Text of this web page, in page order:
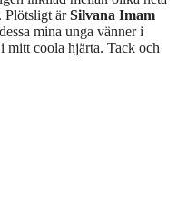
Plötsligt ärSilvana Imam
mina unga vänner i
mitt coola hjärta. Tack och